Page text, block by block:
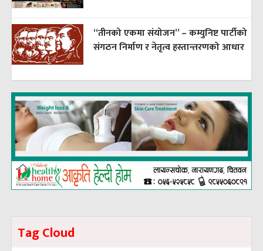
“तीनको एकमा संयोजन” – कम्युनिष्ट पार्टीको
संगठन निर्माण र नेतृत्व हस्तान्तरणको आधार
Tag Cloud